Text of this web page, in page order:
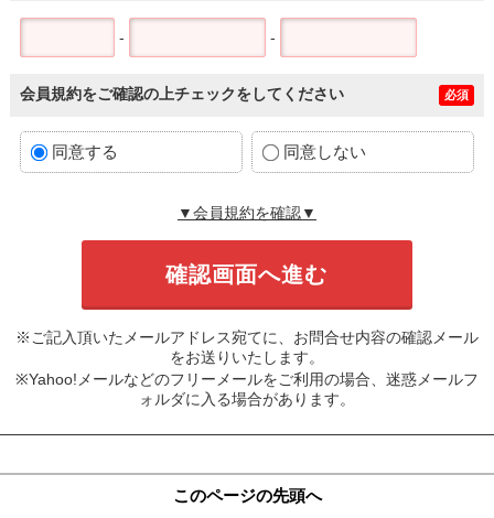
- -
会員規約をご確認の上チェックをしてください 必須
同意する 同意しない
▼会員規約を確認▼
※ご記入頂いたメールアドレス宛てに、お問合せ内容の確認メール
をお送りいたします。
※Yahoo!メールなどのフリーメールをご利用の場合、迷惑メールフ
ォルダに入る場合があります。
このページの先頭へ